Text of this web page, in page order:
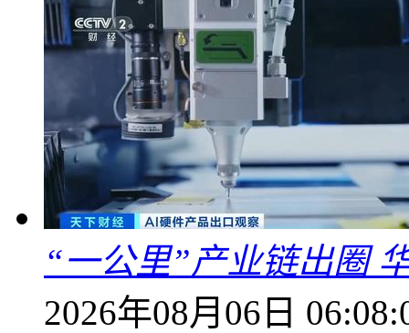
“一公里”产业链出圈
2026年08月06日